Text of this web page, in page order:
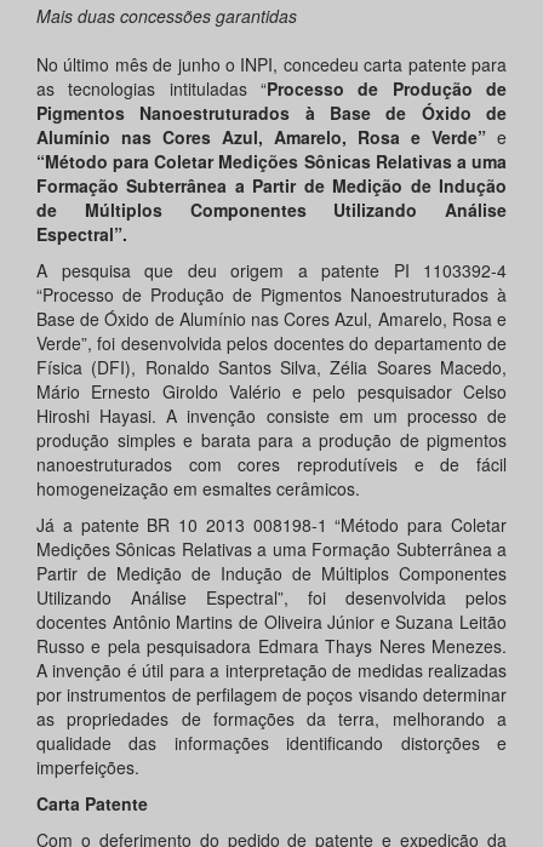
Mais duas concessões garantidas
No último mês de junho o INPI, concedeu carta patente para
as tecnologias intituladas “Processo de Produção de
Pigmentos Nanoestruturados à Base de Óxido de
Alumínio nas Cores Azul, Amarelo, Rosa e Verde” e
“Método para Coletar Medições Sônicas Relativas a uma
Formação Subterrânea a Partir de Medição de Indução
de Múltiplos Componentes Utilizando Análise
Espectral”.
A pesquisa que deu origem a patente PI 1103392-4
“Processo de Produção de Pigmentos Nanoestruturados à
Base de Óxido de Alumínio nas Cores Azul, Amarelo, Rosa e
Verde”, foi desenvolvida pelos docentes do departamento de
Física (DFI), Ronaldo Santos Silva, Zélia Soares Macedo,
Mário Ernesto Giroldo Valério e pelo pesquisador Celso
Hiroshi Hayasi. A invenção consiste em um processo de
produção simples e barata para a produção de pigmentos
nanoestruturados com cores reprodutíveis e de fácil
homogeneização em esmaltes cerâmicos.
Já a patente BR 10 2013 008198-1 “Método para Coletar
Medições Sônicas Relativas a uma Formação Subterrânea a
Partir de Medição de Indução de Múltiplos Componentes
Utilizando Análise Espectral”, foi desenvolvida pelos
docentes Antônio Martins de Oliveira Júnior e Suzana Leitão
Russo e pela pesquisadora Edmara Thays Neres Menezes.
A invenção é útil para a interpretação de medidas realizadas
por instrumentos de perfilagem de poços visando determinar
as propriedades de formações da terra, melhorando a
qualidade das informações identificando distorções e
imperfeições.
Carta Patente
Com o deferimento do pedido de patente e expedição da